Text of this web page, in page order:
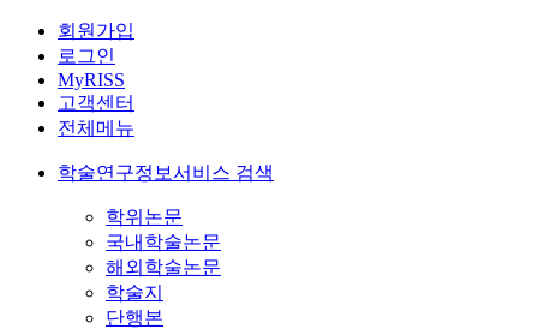
회원가입
로그인
MyRISS
고객센터
전체메뉴
학술연구정보서비스 검색
학위논문
국내학술논문
해외학술논문
학술지
단행본